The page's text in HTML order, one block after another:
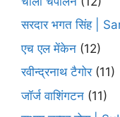
सरदार भगत सिंह |
एच एल मेंकेन (12)
रवीन्द्रनाथ टैगोर(11)
जॉर्ज वाशिंगटन (11)